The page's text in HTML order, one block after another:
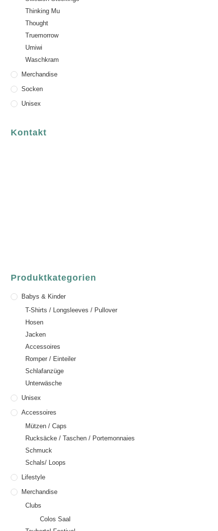
Thinking Mu
Thought
Truemorrow
Umiwi
Waschkram
Merchandise
Socken
Unisex
Kontakt
Produktkategorien
Babys & Kinder
T-Shirts / Longsleeves / Pullover
Hosen
Jacken
Accessoires
Romper / Einteiler
Schlafanzüge
Unterwäsche
Unisex
Accessoires
Mützen / Caps
Rucksäcke / Taschen / Portemonnaies
Schmuck
Schals/ Loops
Lifestyle
Merchandise
Clubs
Colos Saal